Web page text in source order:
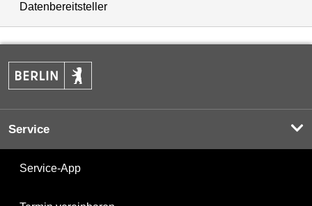
Datenbereitsteller
Service
Service-App